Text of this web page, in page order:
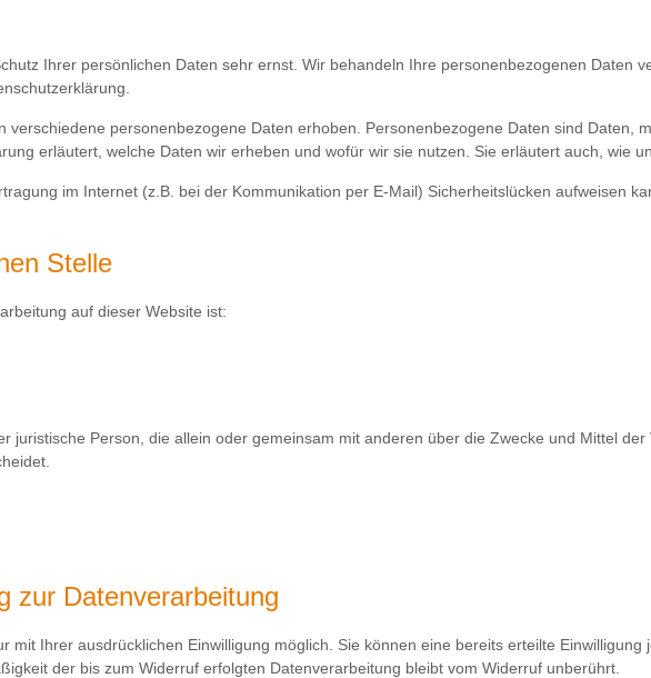
Ihrer persönlichen Daten sehr ernst. Wir behandeln Ihre personenbezogenen Daten
verschiedene personenbezogene Daten erhoben. Personenbezogene Daten sind Daten,
erläutert, welche Daten wir erheben und wofür wir sie nutzen. Sie erläutert auch, wie
im Internet (z.B. bei der Kommunikation per E-Mail) Sicherheitslücken aufweisen
Stelle
auf dieser Website ist:
juristische Person, die allein oder gemeinsam mit anderen über die Zwecke und Mittel
zur Datenverarbeitung
mit Ihrer ausdrücklichen Einwilligung möglich. Sie können eine bereits erteilte
der bis zum Widerruf erfolgten Datenverarbeitung bleibt vom Widerruf unberührt.